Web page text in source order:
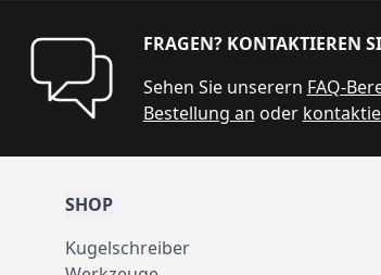
FRAGEN? KONTAKTIEREN
Sehen Sie unserern FAQ-
Bestellung an oder
SHOP
Kugelschreiber